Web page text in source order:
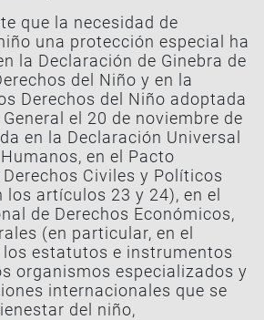
que la necesidad de
una protección especial ha
la Declaración de Ginebra de
del Niño y en la
Derechos del Niño adoptada
el 20 de noviembre de
en la Declaración Universal
en el Pacto
Civiles y Políticos
los artículos 23 y 24), en el
de Derechos Económicos,
(en particular, en el
estatutos e instrumentos
organismos especializados y
internacionales que se
del niño,